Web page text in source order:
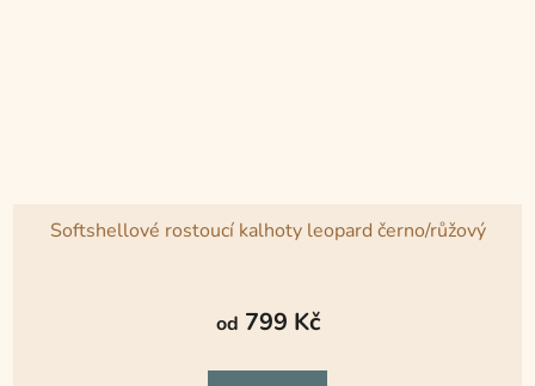
Softshellové rostoucí kalhoty leopard černo/růžový
hodnocení
je
od 799 Kč